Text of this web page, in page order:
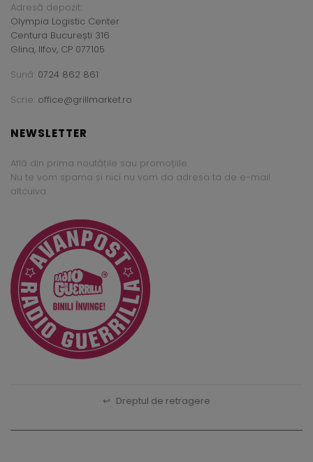
Adresă depozit:
Olympia Logistic Center
Centura București 316
Glina, Ilfov, CP 077105
Sună: 0724 862 861
Scrie: office@grillmarket.ro
NEWSLETTER
Află din prima noutățile sau promoțiile.
Nu te vom spama și nici nu vom da adresa ta de e-mail
altcuiva.
↩ Dreptul de retragere